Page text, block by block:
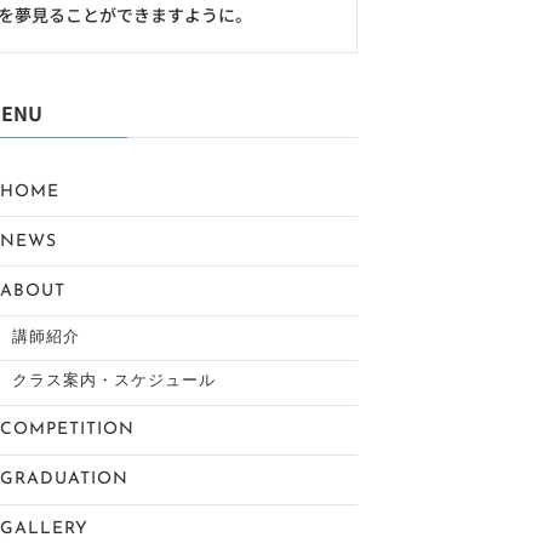
夢見ることができますように。
HOME
NEWS
ABOUT
講師紹介
クラス案内・スケジュール
COMPETITION
GRADUATION
GALLERY